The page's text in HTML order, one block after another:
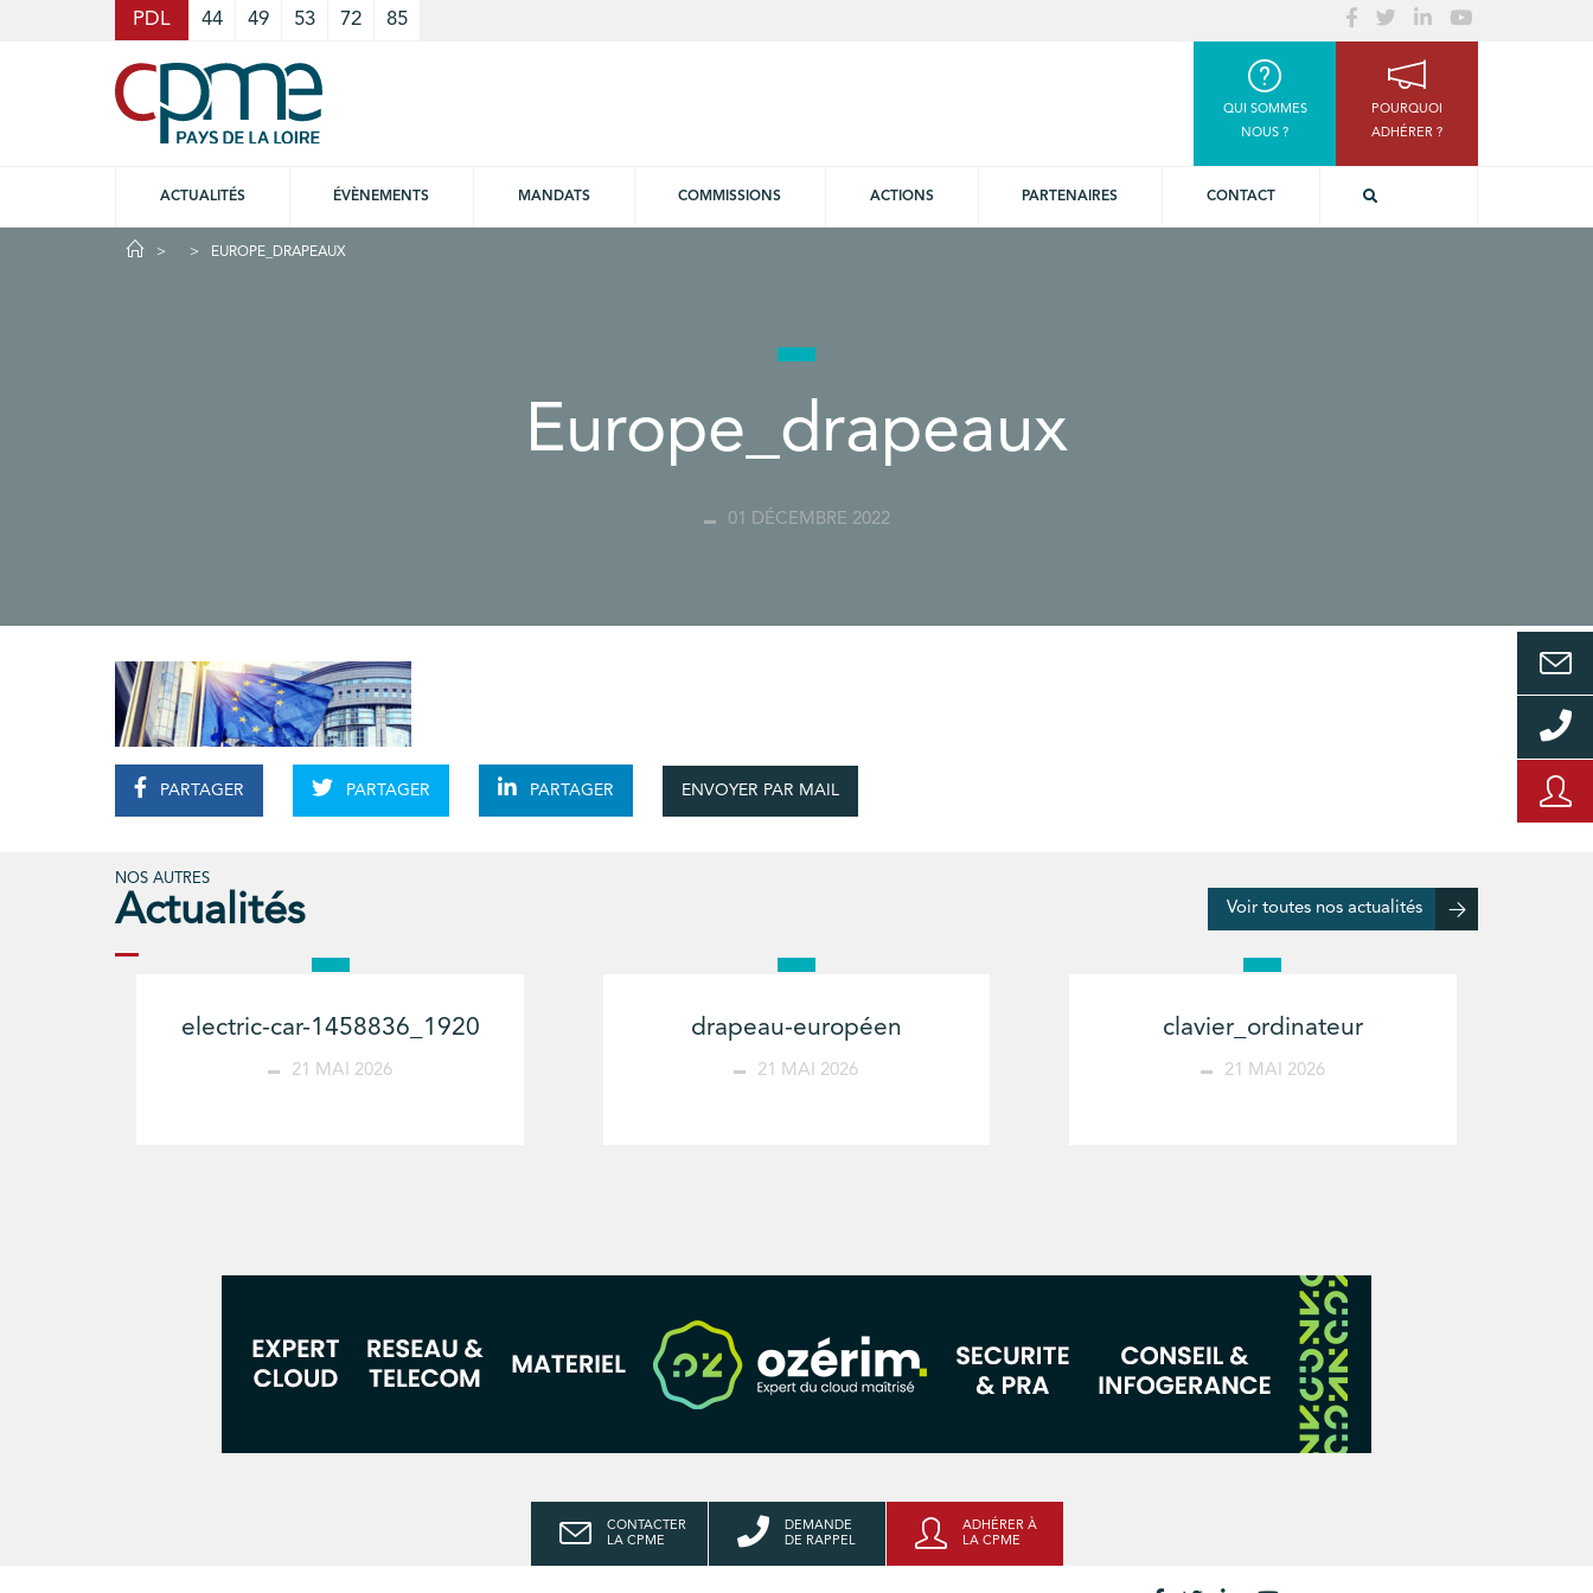
PDL 44 49 53 72 85
QUI SOMMES
NOUS ?
POURQUOI
ADHÉRER ?
ACTUALITÉS ÉVÈNEMENTS MANDATS COMMISSIONS ACTIONS PARTENAIRES CONTACT
EUROPE_DRAPEAUX
Europe_drapeaux
01 DÉCEMBRE 2022
PARTAGER PARTAGER PARTAGER ENVOYER PAR MAIL
NOS AUTRES
Actualités Voir toutes nos actualités
electric-car-1458836_1920
21 MAI 2026
drapeau-européen
21 MAI 2026
clavier_ordinateur
21 MAI 2026
CONTACTER
LA CPME
DEMANDE
DE RAPPEL
ADHÉRER À
LA CPME
Cookies management panel